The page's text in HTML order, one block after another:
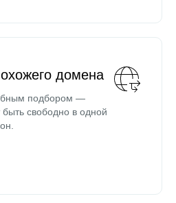
домена
подбором —
свободно в одной